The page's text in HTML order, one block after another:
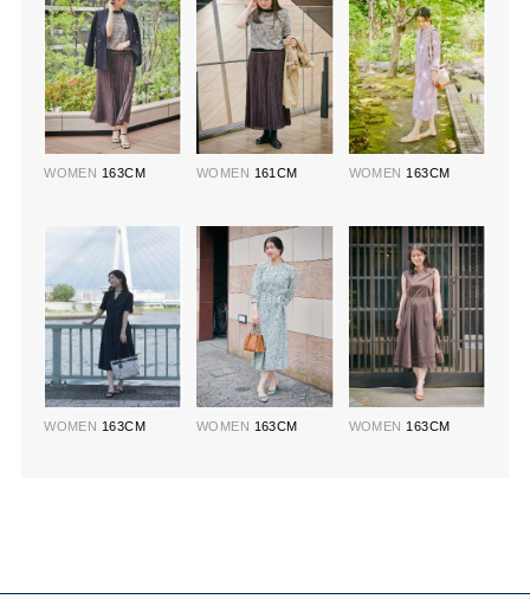
WOMEN 163CM WOMEN 161CM WOMEN 163CM
WOMEN 163CM WOMEN 163CM WOMEN 163CM